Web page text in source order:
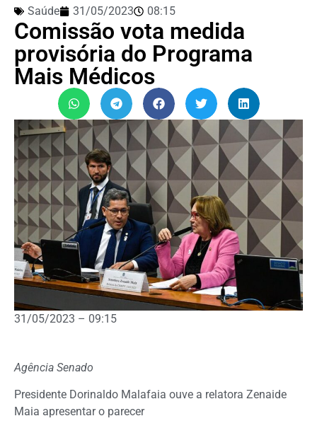
Saúde 31/05/2023 08:15
Comissão vota medida
provisória do Programa
Mais Médicos
31/05/2023 – 09:15
Agência Senado
Presidente Dorinaldo Malafaia ouve a relatora Zenaide
Maia apresentar o parecer